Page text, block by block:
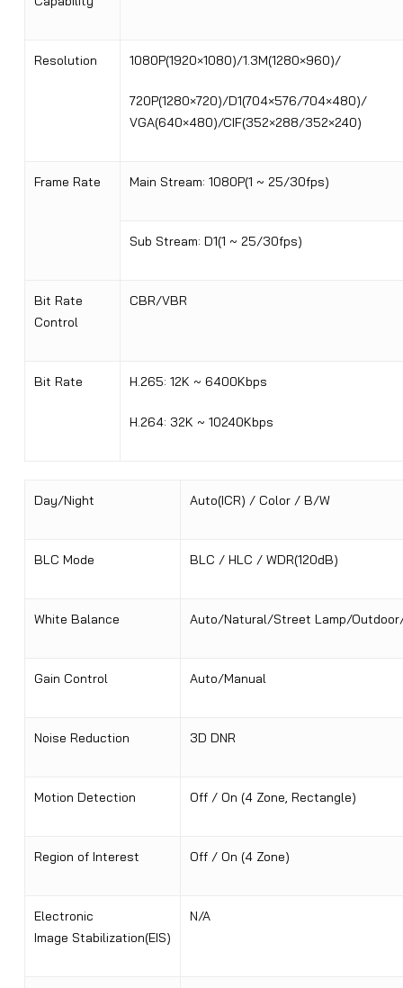
Resolution 1080P(1920×1080)/1.3M(1280×960)/
720P(1280×720)/D1(704×576/704×480)/
VGA(640×480)/CIF(352×288/352×240)
Frame Rate Main Stream: 1080P(1 ~ 25/30fps)
Sub Stream: D1(1 ~ 25/30fps)
Bit Rate
Control
CBR/VBR
Bit Rate H.265: 12K ~ 6400Kbps
H.264: 32K ~ 10240Kbps
Day/Night Auto(ICR) / Color / B/W
BLC Mode BLC / HLC / WDR(120dB)
White Balance Auto/Natural/Street Lamp/
Gain Control Auto/Manual
Noise Reduction 3D DNR
Motion Detection Off / On (4 Zone, Rectangle)
Region of Interest Off / On (4 Zone)
Electronic
Image Stabilization(EIS)
N/A